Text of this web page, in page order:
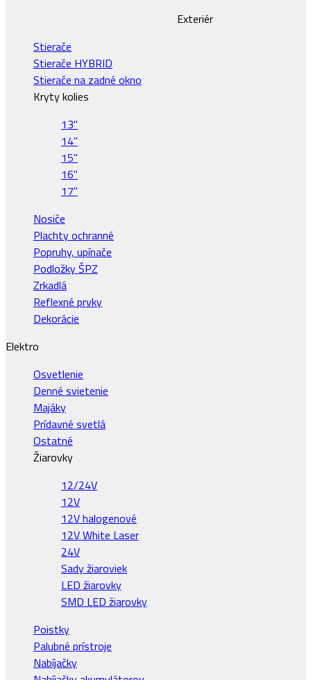
Exteriér
Stierače
Stierače HYBRID
Stierače na zadné okno
Kryty kolies
13"
14"
15"
16"
17"
Nosiče
Plachty ochranné
Popruhy, upínače
Podložky ŠPZ
Zrkadlá
Reflexné prvky
Dekorácie
Elektro
Osvetlenie
Denné svietenie
Majáky
Prídavné svetlá
Ostatné
Žiarovky
12/24V
12V
12V halogenové
12V White Laser
24V
Sady žiaroviek
LED žiarovky
SMD LED žiarovky
Poistky
Palubné prístroje
Nabíjačky